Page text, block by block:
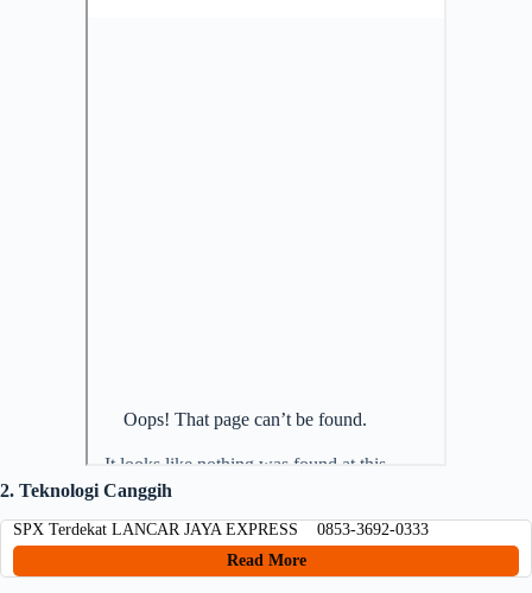
2. Teknologi Canggih
SPX Terdekat LANCAR JAYA EXPRESS 0853-3692-0333
Read More